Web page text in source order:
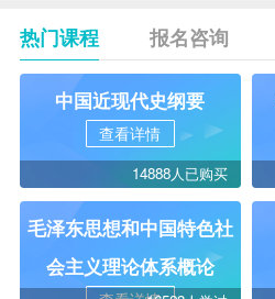
热门课程 报名咨询
中国近现代史纲要
查看详情
14888人已购买
毛泽东思想和中国特色社
会主义理论体系概论